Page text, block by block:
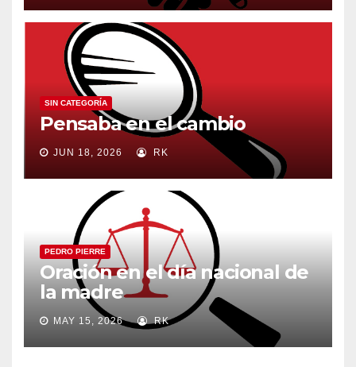
SIN CATEGORÍA
Pensaba en el cambio
JUN 18, 2026 RK
PEDRO PIERRE
Oración en el día nacional de
la madre
MAY 15, 2026 RK